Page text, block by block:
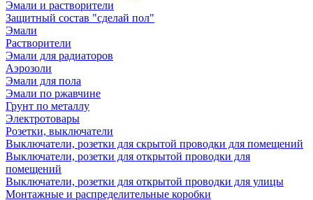
Эмали и растворители
Защитный состав "сделай пол"
Эмали
Растворители
Эмали для радиаторов
Аэрозоли
Эмали для пола
Эмали по ржавчине
Грунт по металлу
Электротовары
Розетки, выключатели
Выключатели, розетки для скрытой проводки для помещений
Выключатели, розетки для открытой проводки для
помещений
Выключатели, розетки для открытой проводки для улицы
Монтажные и распределительные коробки